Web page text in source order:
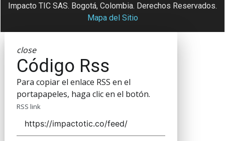
Impacto TIC SAS. Bogotá, Colombia. Derechos Reservados.
Mapa del Sitio
close
Código Rss
Para copiar el enlace RSS en el
portapapeles, haga clic en el botón.
RSS link